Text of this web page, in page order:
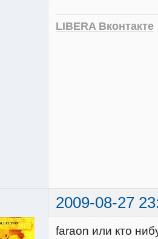
LIBERA Вконтакте
2009-08-27
faraon или кто